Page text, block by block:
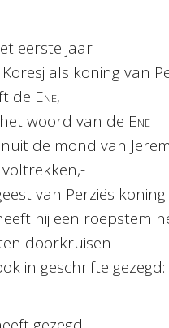
eerste jaar
als koning van
de Ene,
woord van de Ene
de mond van
van Perziës
hij een roepstem
doorkruisen
in geschrifte gezegd: